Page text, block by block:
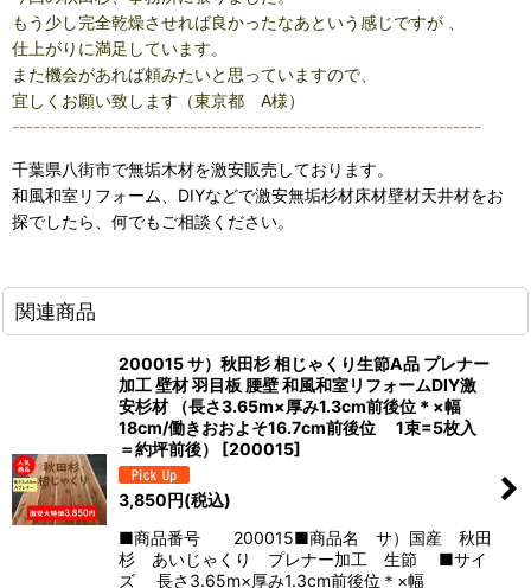
もう少し完全乾燥させれば良かったなあという感じですが 、
仕上がりに満足しています。
また機会があれば頼みたいと思っていますので、
宜しくお願い致します（東京都 A様）
------------------------------------------------------------------
千葉県八街市で無垢木材を激安販売しております。
和風和室リフォーム、DIYなどで激安無垢杉材床材壁材天井材をお
探でしたら、何でもご相談ください。
関連商品
200015 サ）秋田杉 相じゃくり生節A品 プレナー
加工 壁材 羽目板 腰壁 和風和室リフォームDIY激
安杉材 （長さ3.65m×厚み1.3cm前後位＊×幅
18cm/働きおおよそ16.7cm前後位 1束=5枚入
＝約坪前後）
[200015]
3,850円(税込)
■商品番号 200015■商品名 サ）国産 秋田
杉 あいじゃくり プレナー加工 生節 ■サイ
ズ 長さ3.65m×厚み1.3cm前後位＊×幅